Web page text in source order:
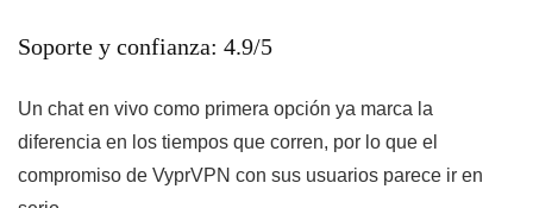
Soporte y confianza: 4.9/5
Un chat en vivo como primera opción ya marca la
diferencia en los tiempos que corren, por lo que el
compromiso de VyprVPN con sus usuarios parece ir en